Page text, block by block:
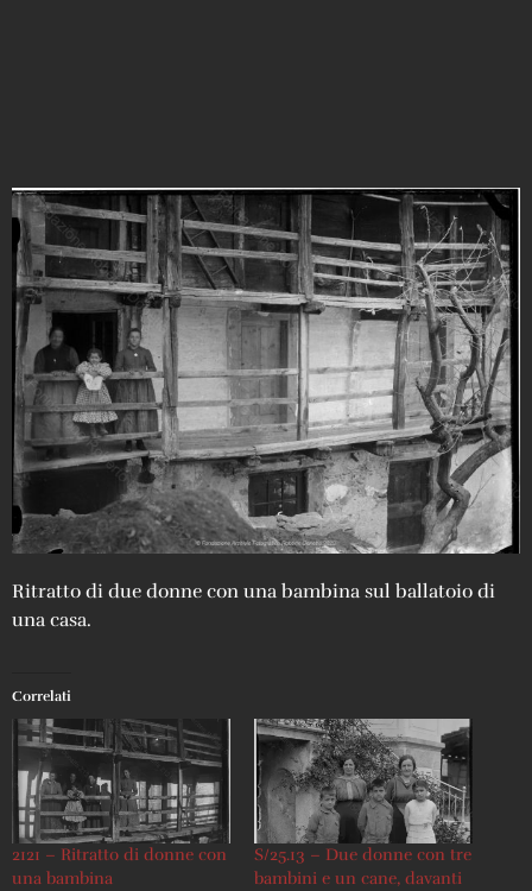
Ritratto di due donne con una bambina sul ballatoio di
una casa.
Correlati
2121 – Ritratto di donne con
una bambina
S/25.13 – Due donne con tre
bambini e un cane, davanti